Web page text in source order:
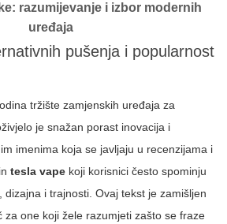
razumijevanje i izbor modernih
uređaja
pušenja i popularnost
tržište zamjenskih uređaja za
je snažan porast inovacija i
imenima koja se javljaju u recenzijama i
tesla vape koji korisnici često spominju
dizajna i trajnosti. Ovaj tekst je zamišljen
za one koji žele razumjeti zašto se fraze